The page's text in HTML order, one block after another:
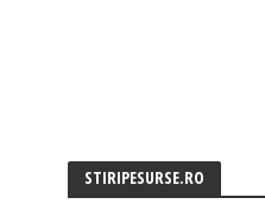
STIRIPESURSE.RO